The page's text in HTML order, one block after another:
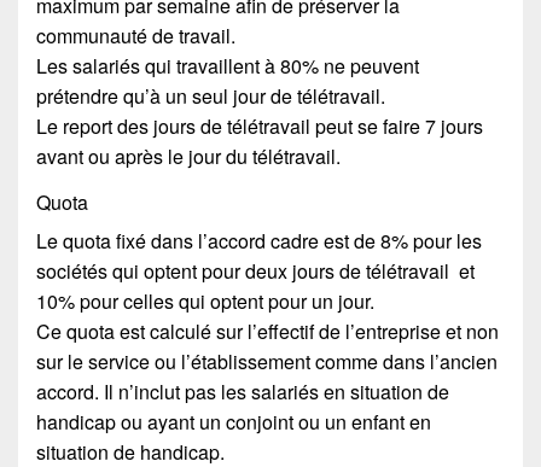
communauté de travail.
Les salariés qui travaillent à 80% ne peuvent
prétendre qu’à un seul jour de télétravail.
Le report des jours de télétravail peut se faire 7 jours
avant ou après le jour du télétravail.
Quota
Le quota fixé dans l’accord cadre est de 8% pour les
sociétés qui optent pour deux jours de télétravail et
10% pour celles qui optent pour un jour.
Ce quota est calculé sur l’effectif de l’entreprise et non
sur le service ou l’établissement comme dans l’ancien
accord. Il n’inclut pas les salariés en situation de
handicap ou ayant un conjoint ou un enfant en
situation de handicap.